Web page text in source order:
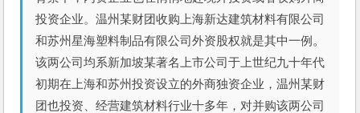
投资企业。温州某财团收购上海新达建筑材料有限公司
和苏州星海塑料制品有限公司外资股权就是其中一例。
该两公司均系新加坡某著名上市公司于上世纪九十年代
初期在上海和苏州投资设立的外商独资企业，温州某财
团也投资、经营建筑材料行业十多年，对并购该两公司